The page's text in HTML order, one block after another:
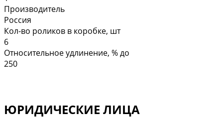
Производитель
Россия
Кол-во роликов в коробке, шт
6
Относительное удлинение, % до
250
ЮРИДИЧЕСКИЕ ЛИЦА